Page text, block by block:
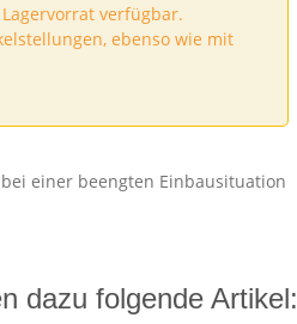
verfügbar.
ebenso wie mit
einer beengten Einbausituation
dazu folgende Artikel: